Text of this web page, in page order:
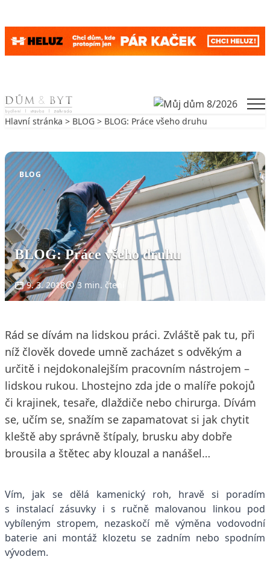
Skip to content
Hlavní stránka > BLOG > BLOG: Práce všeho druhu
BLOG
BLOG: Práce všeho druhu
9. 3. 2018 3 min. čtení
Rád se dívám na lidskou práci. Zvláště pak tu, při
níž člověk dovede umně zacházet s odvěkým a
určitě i nejdokonalejším pracovním nástrojem –
lidskou rukou. Lhostejno zda jde o malíře pokojů
či krajinek, tesaře, dlaždiče nebo chirurga. Dívám
se, učím se, snažím se zapamatovat si jak chytit
kleště aby správně štípaly, brusku aby dobře
brousila a štětec aby klouzal a nanášel…
Vím, jak se dělá kamenický roh, hravě si poradím
s instalací zásuvky i s ručně malovanou linkou pod
vybíleným stropem, nezaskočí mě výměna vodovodní
baterie ani montáž klozetu se zadním nebo spodním
vývodem.